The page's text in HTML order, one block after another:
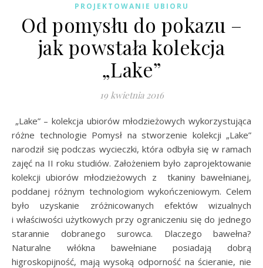
PROJEKTOWANIE UBIORU
Od pomysłu do pokazu –
jak powstała kolekcja
„Lake”
19 kwietnia 2016
„Lake” – kolekcja ubiorów młodzieżowych wykorzystująca
różne technologie Pomysł na stworzenie kolekcji „Lake”
narodził się podczas wycieczki, która odbyła się w ramach
zajęć na II roku studiów. Założeniem było zaprojektowanie
kolekcji ubiorów młodzieżowych z tkaniny bawełnianej,
poddanej różnym technologiom wykończeniowym. Celem
było uzyskanie zróżnicowanych efektów wizualnych
i właściwości użytkowych przy ograniczeniu się do jednego
starannie dobranego surowca. Dlaczego bawełna?
Naturalne włókna bawełniane posiadają dobrą
higroskopijność, mają wysoką odporność na ścieranie, nie